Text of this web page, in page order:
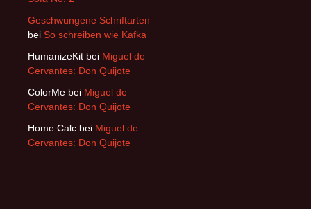
Geschwungene Schriftarten
bei So schreiben wie Kafka
HumanizeKit bei Miguel de
Cervantes: Don Quijote
ColorMe bei Miguel de
Cervantes: Don Quijote
Home Calc bei Miguel de
Cervantes: Don Quijote